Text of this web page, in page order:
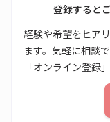
登録すると
経験や希望をヒア
ます。気軽に相談
「オンライン登録